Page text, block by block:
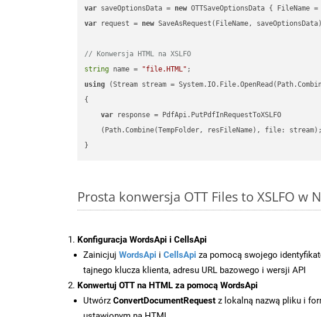
var saveOptionsData = new OTTSaveOptionsData { FileName =
var request = new SaveAsRequest(FileName,
// Konwersja HTML na XSLFO
string name = "file.HTML"
using (Stream stream =
{
var response = PdfApi.PutPdfInRequestToXSLFO
    (Path.Combine(TempFolder, resFileName), file: stream);
Prosta konwersja OTT Files to XSLFO w
Konfiguracja WordsApi i CellsApi
Zainicjuj WordsApi i CellsApi za pomocą swojego
tajnego klucza klienta, adresu URL bazowego i wersji API
Konwertuj OTT na HTML za pomocą WordsApi
Utwórz ConvertDocumentRequest z lokalną nazwą pliku i